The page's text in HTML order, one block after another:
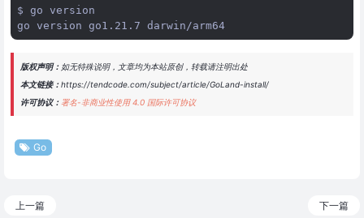
$ go version
go version go1.21.7
版权声明： 如无特殊说明，文章均为本站原创，转载请注明出处
本文链接：https://tendcode.com/subject/article/GoLand-install/
许可协议：署名-非商业性使用 4.0 国际许可协议
Go
上一篇 下一篇